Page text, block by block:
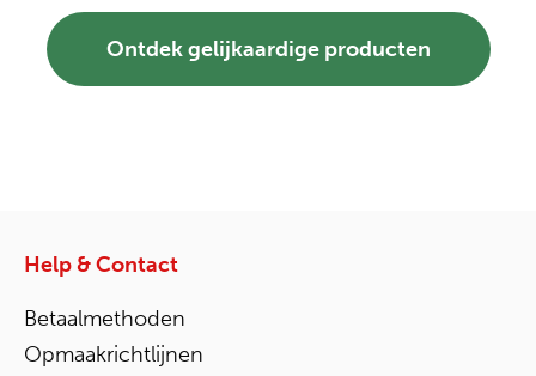
Ontdek gelijkaardige producten
Help & Contact
Betaalmethoden
Opmaakrichtlijnen